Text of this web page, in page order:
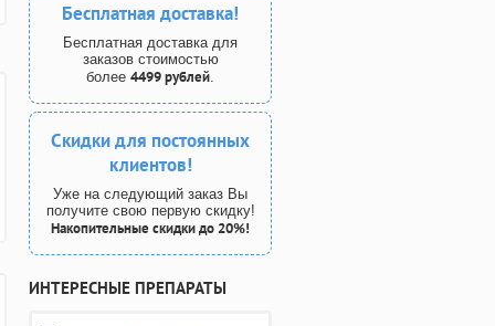
Бесплатная доставка!
Бесплатная доставка для
заказов стоимостью
более 4499 рублей.
Скидки для постоянных
клиентов!
Уже на следующий заказ Вы
получите свою первую скидку!
Накопительные скидки до 20%!
ИНТЕРЕСНЫЕ ПРЕПАРАТЫ